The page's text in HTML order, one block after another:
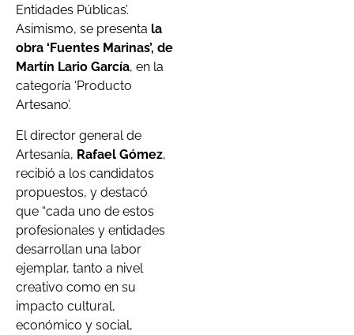
Entidades Públicas’.
Asimismo, se presenta la
obra ‘Fuentes Marinas’, de
Martín Lario García, en la
categoría ‘Producto
Artesano’.
El director general de
Artesanía, Rafael Gómez,
recibió a los candidatos
propuestos, y destacó
que “cada uno de estos
profesionales y entidades
desarrollan una labor
ejemplar, tanto a nivel
creativo como en su
impacto cultural,
económico y social,